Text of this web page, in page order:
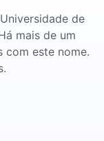
de
mais de um
com este nome.